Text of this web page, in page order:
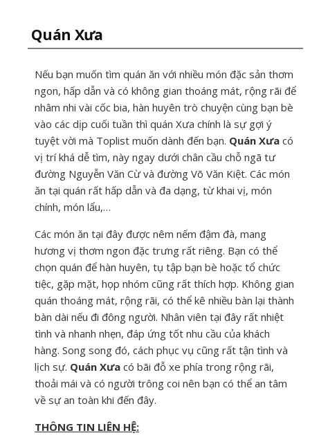
Quán Xưa
Nếu bạn muốn tìm quán ăn với nhiều món đặc sản thơm
ngon, hấp dẫn và có không gian thoáng mát, rộng rãi để
nhâm nhi vài cốc bia, hàn huyên trò chuyện cùng bạn bè
vào các dịp cuối tuần thì quán Xưa chính là sự gợi ý
tuyệt vời mà Toplist muốn dành đến bạn. Quán Xưa có
vị trí khá dễ tìm, này ngay dưới chân cầu chỗ ngã tư
đường Nguyễn Văn Cừ và đường Võ Văn Kiệt. Các món
ăn tại quán rất hấp dẫn và đa dạng, từ khai vị, món
chính, món lẩu,…
Các món ăn tại đây được nêm nếm đậm đà, mang
hương vị thơm ngon đặc trưng rất riêng. Bạn có thể
chọn quán để hàn huyên, tụ tập bạn bè hoặc tổ chức
tiệc, gặp mặt, họp nhóm cũng rất thích hợp. Không gian
quán thoáng mát, rộng rãi, có thể kê nhiều bàn lại thành
bàn dài nếu đi đông người. Nhân viên tại đây rất nhiệt
tình và nhanh nhẹn, đáp ứng tốt nhu cầu của khách
hàng. Song song đó, cách phục vụ cũng rất tận tình và
lịch sự. Quán Xưa có bãi đỗ xe phía trong rộng rãi,
thoải mái và có người trông coi nên bạn có thể an tâm
về sự an toàn khi đến đây.
THÔNG TIN LIÊN HỆ: